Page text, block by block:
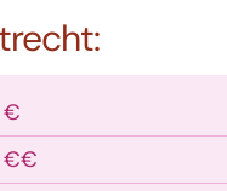
€
€€